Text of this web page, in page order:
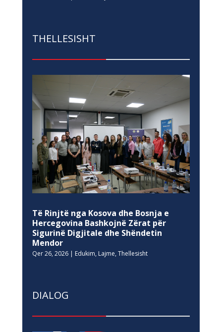
THELLESISHT
Të Rinjtë nga Kosova dhe Bosnja e
Hercegovina Bashkojnë Zërat për
Sigurinë Digjitale dhe Shëndetin
Mendor
Qer 26, 2026| Edukim, Lajme, Thellesisht
DIALOG